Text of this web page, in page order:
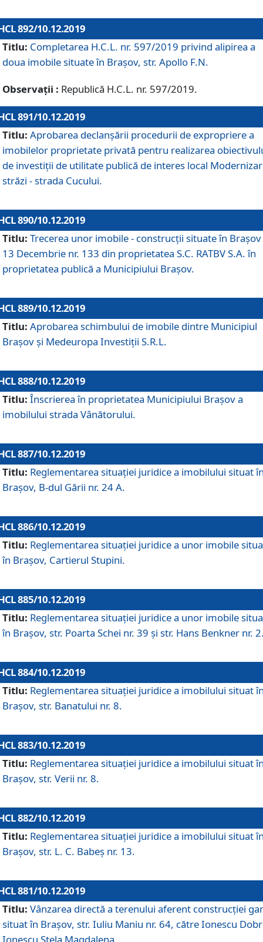
892/10.12.2019
Titlu: Completarea H.C.L. nr. 597/2019 privind alipirea a
doua imobile situate în Brașov, str. Apollo F.N.
Observații : Republică H.C.L. nr. 597/2019.
891/10.12.2019
Titlu: Aprobarea declanșării procedurii de expropriere a
imobilelor proprietate privată pentru realizarea
de investiții de utilitate publică de interes local
străzi - strada Cucului.
890/10.12.2019
Titlu: Trecerea unor imobile - construcții situate în Brașov
13 Decembrie nr. 133 din proprietatea S.C. RATBV S.A. în
proprietatea publică a Municipiului Brașov.
889/10.12.2019
Titlu: Aprobarea schimbului de imobile dintre Municipiul
Brașov și Medeuropa Investiții S.R.L.
888/10.12.2019
Titlu: Înscrierea în proprietatea Municipiului Braşov a
imobilului strada Vânătorului.
887/10.12.2019
Titlu: Reglementarea situației juridice a imobilului situat
Brașov, B-dul Gării nr. 24 A.
886/10.12.2019
Titlu: Reglementarea situaţiei juridice a unor imobile
în Braşov, Cartierul Stupini.
885/10.12.2019
Titlu: Reglementarea situației juridice a unor imobile
în Brașov, str. Poarta Schei nr. 39 și str. Hans Benkner nr.
884/10.12.2019
Titlu: Reglementarea situației juridice a imobilului situat
Brașov, str. Banatului nr. 8.
883/10.12.2019
Titlu: Reglementarea situației juridice a imobilului situat
Brașov, str. Verii nr. 8.
882/10.12.2019
Titlu: Reglementarea situației juridice a imobilului situat
Brașov, str. L. C. Babeș nr. 13.
881/10.12.2019
Titlu: Vânzarea directă a terenului aferent construcției
situat în Brașov, str. Iuliu Maniu nr. 64, către Ionescu